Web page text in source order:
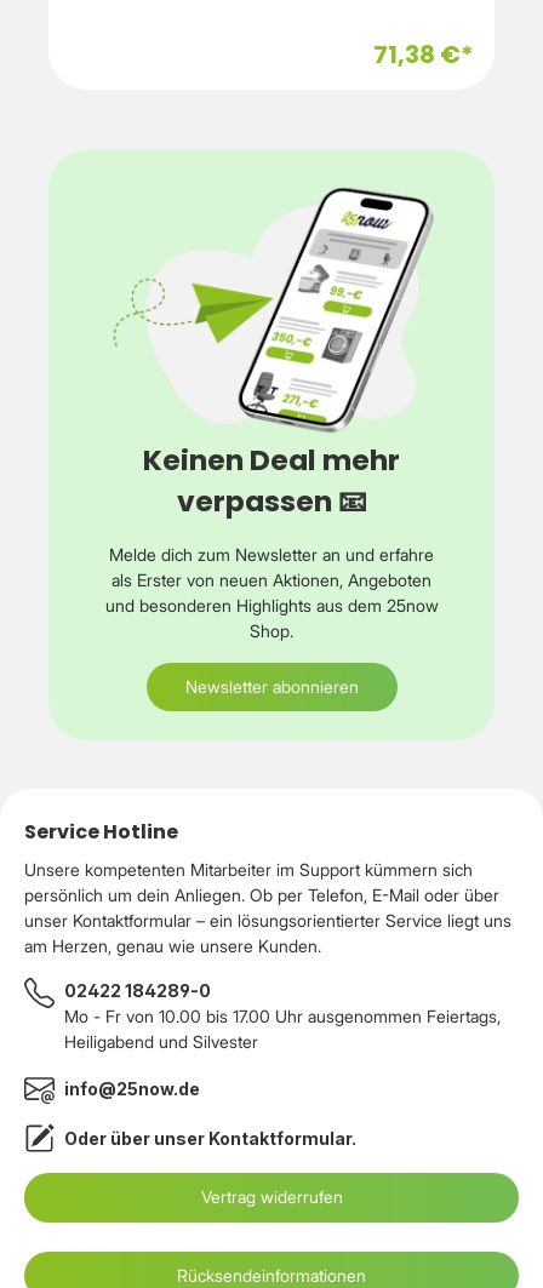
71,38 €*
Keinen Deal mehr
verpassen 📧
Melde dich zum Newsletter an und erfahre
als Erster von neuen Aktionen, Angeboten
und besonderen Highlights aus dem 25now
Shop.
Newsletter abonnieren
Service Hotline
Unsere kompetenten Mitarbeiter im Support kümmern sich
persönlich um dein Anliegen. Ob per Telefon, E-Mail oder über
unser Kontaktformular – ein lösungsorientierter Service liegt uns
am Herzen, genau wie unsere Kunden.
02422 184289-0
Mo - Fr von 10.00 bis 17.00 Uhr ausgenommen Feiertags,
Heiligabend und Silvester
info@25now.de
Oder über unser Kontaktformular.
Vertrag widerrufen
Rücksendeinformationen